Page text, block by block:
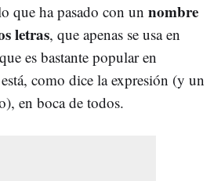
que ha pasado con un nombre
letras, que apenas se usa en
es bastante popular en
como dice la expresión (y un
en boca de todos.